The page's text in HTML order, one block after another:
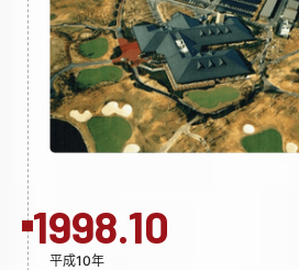
1998.10
平成10年